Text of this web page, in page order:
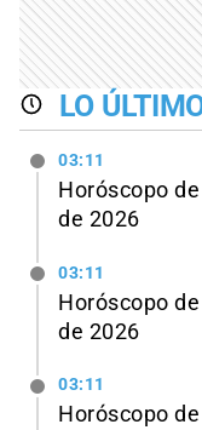
LO
03:11
Horóscopo
de 2026
03:11
Horóscopo
de 2026
03:11
Horóscopo